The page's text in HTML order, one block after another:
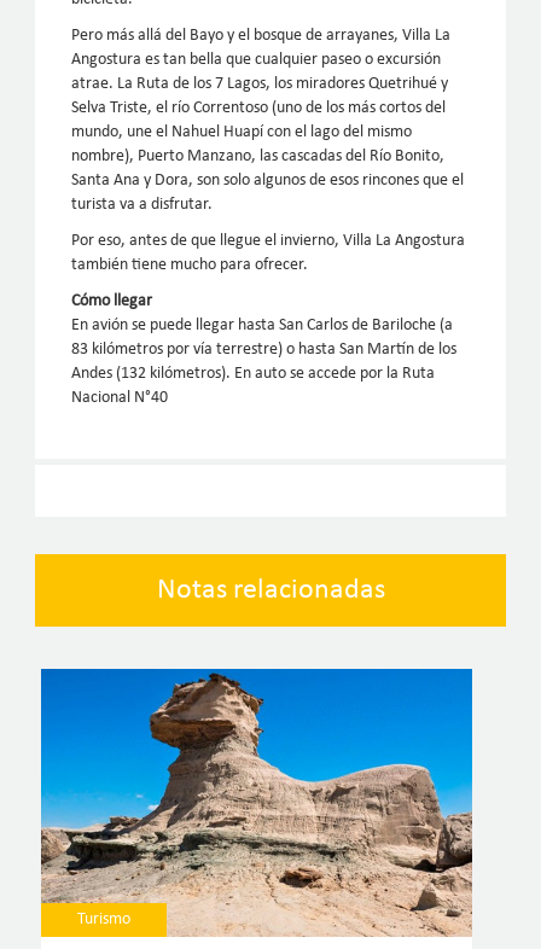
Pero más allá del Bayo y el bosque de arrayanes, Villa La
Angostura es tan bella que cualquier paseo o excursión
atrae. La Ruta de los 7 Lagos, los miradores Quetrihué y
Selva Triste, el río Correntoso (uno de los más cortos del
mundo, une el Nahuel Huapí con el lago del mismo
nombre), Puerto Manzano, las cascadas del Río Bonito,
Santa Ana y Dora, son solo algunos de esos rincones que el
turista va a disfrutar.
Por eso, antes de que llegue el invierno, Villa La Angostura
también tiene mucho para ofrecer.
Cómo llegar
En avión se puede llegar hasta San Carlos de Bariloche (a
83 kilómetros por vía terrestre) o hasta San Martín de los
Andes (132 kilómetros). En auto se accede por la Ruta
Nacional N°40
Notas relacionadas
Turismo